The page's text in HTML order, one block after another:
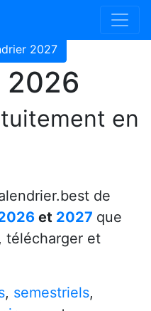
2027
2026
en
de
et 2027 que
télécharger et
, semestriels,